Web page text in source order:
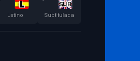
Latino Subtitulada